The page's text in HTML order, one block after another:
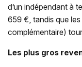
d’un indépendant à
659 €, tandis que
complémentaire)
Les plus gros